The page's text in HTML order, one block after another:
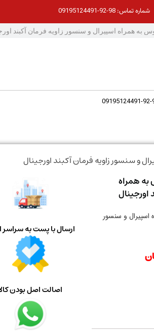
شماره تماس: 98-92-09195124491
98-
و سنسور زاویه فرمان آکبند اورجینال
به همراه
اورجینال
اسپیرال و سنسور
ارسال با پست به سراسر
اصالت اصل بودن